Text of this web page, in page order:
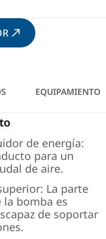
EQUIPAMIENTO
de energía:
para un
de aire.
La parte
la bomba es
de soportar